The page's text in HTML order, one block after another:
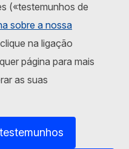
(«testemunhos de
sobre a nossa
na ligação
página para mais
as suas